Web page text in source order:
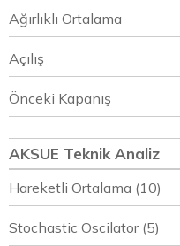
Ağırlıklı Ortalama
Açılış
Önceki Kapanış
AKSUE Teknik Analiz
Hareketli Ortalama (10)
Stochastic Oscilator (5)